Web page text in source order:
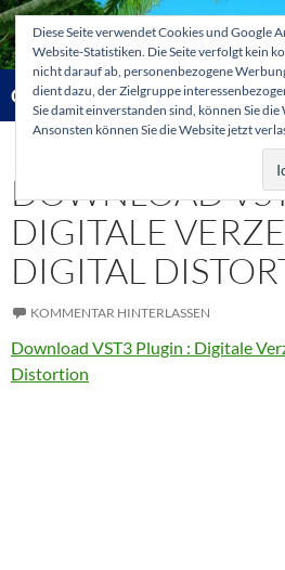
Zum
Inhalt
springen
Capri-Soft Knowledge database
Suchen
DOWNLOAD
DIGITALE
DIGITAL
KOMMENTAR HINTERLASSEN
Download VST3 Plugin : Digitale
Distortion
Diese Seite verwendet Cookies und Google
Website-Statistiken. Die Seite verfolgt kein
nicht darauf ab, personenbezogene
dient dazu, der Zielgruppe
Sie damit einverstanden sind, können Sie
Ansonsten können Sie die Website jetzt